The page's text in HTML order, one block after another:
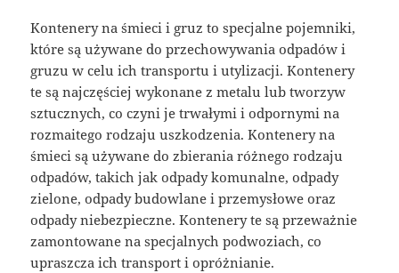
Kontenery na śmieci i gruz to specjalne pojemniki,
które są używane do przechowywania odpadów i
gruzu w celu ich transportu i utylizacji. Kontenery
te są najczęściej wykonane z metalu lub tworzyw
sztucznych, co czyni je trwałymi i odpornymi na
rozmaitego rodzaju uszkodzenia. Kontenery na
śmieci są używane do zbierania różnego rodzaju
odpadów, takich jak odpady komunalne, odpady
zielone, odpady budowlane i przemysłowe oraz
odpady niebezpieczne. Kontenery te są przeważnie
zamontowane na specjalnych podwoziach, co
upraszcza ich transport i opróżnianie.